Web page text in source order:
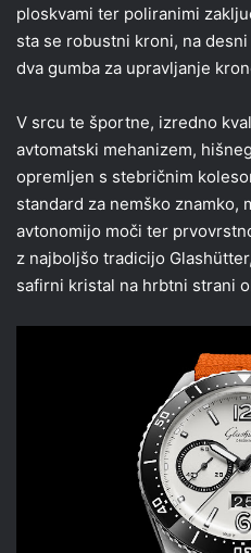
ploskvami ter poliranimi
sta se robustni kroni, na
dva gumba za upravljanje
V srcu te športne, izredno
avtomatski mehanizem,
opremljen s stebričnim
standard za nemško znamko,
avtonomijo moči ter
z najboljšo tradicijo
safirni kristal na hrbtni strani